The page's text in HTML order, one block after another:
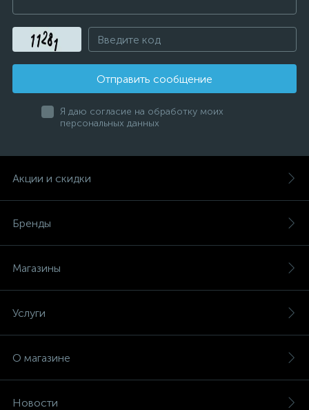
Отправить сообщение
Я даю согласие на обработку моих
персональных данных
Акции и скидки
Бренды
Магазины
Услуги
О магазине
Новости